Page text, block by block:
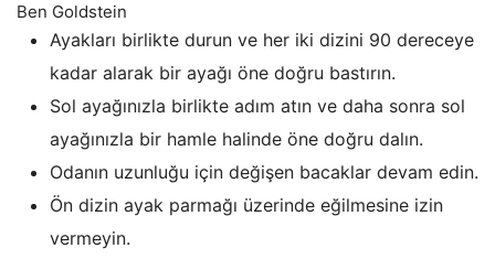
Ben Goldstein
Ayakları birlikte durun ve her iki dizini 90 dereceye
kadar alarak bir ayağı öne doğru bastırın.
Sol ayağınızla birlikte adım atın ve daha sonra sol
ayağınızla bir hamle halinde öne doğru dalın.
Odanın uzunluğu için değişen bacaklar devam edin.
Ön dizin ayak parmağı üzerinde eğilmesine izin
vermeyin.